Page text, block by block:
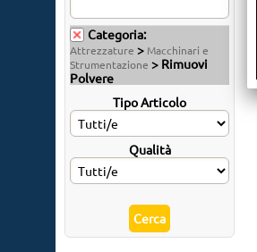
Categoria:
Attrezzature > Macchinari e
Strumentazione > Rimuovi
Polvere
Tipo Articolo
Qualità